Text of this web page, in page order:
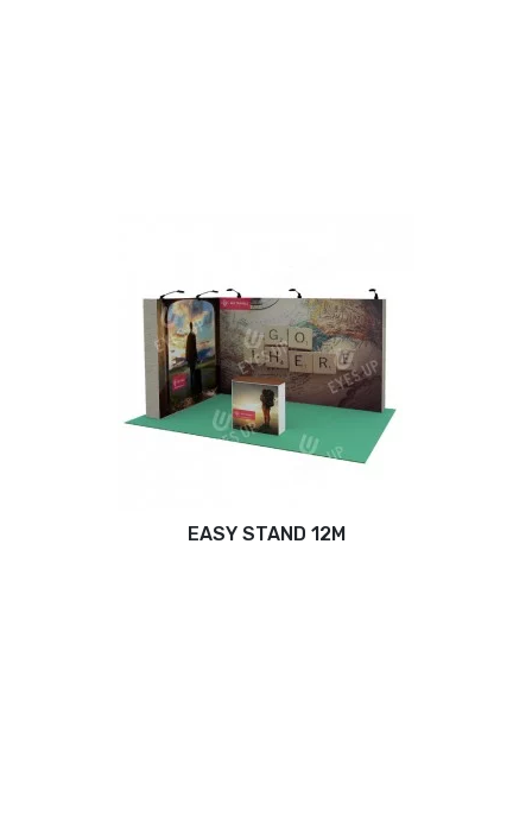
EASY STAND 12M